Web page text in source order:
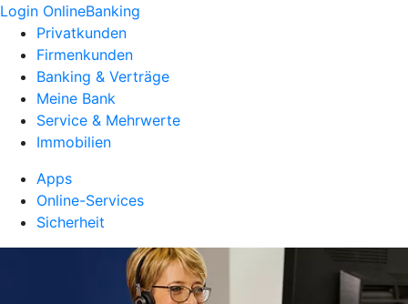
Login OnlineBanking
Privatkunden
Firmenkunden
Banking & Verträge
Meine Bank
Service & Mehrwerte
Immobilien
Apps
Online-Services
Sicherheit